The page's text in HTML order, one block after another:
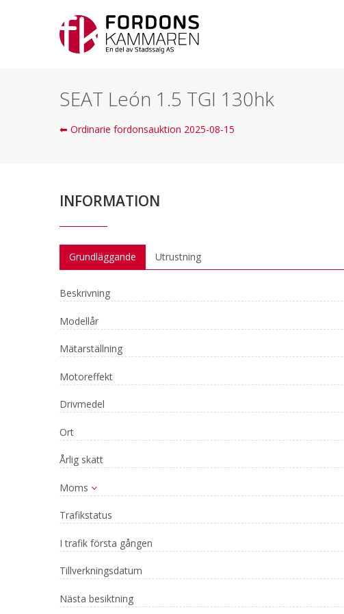
SEAT León 1.5 TGI 130hk
⬅ Ordinarie fordonsauktion 2025-08-15
INFORMATION
Grundläggande Utrustning
Beskrivning
Modellår
Mätarställning
Motoreffekt
Drivmedel
Ort
Årlig skatt
Moms
Trafikstatus
I trafik första gången
Tillverkningsdatum
Nästa besiktning